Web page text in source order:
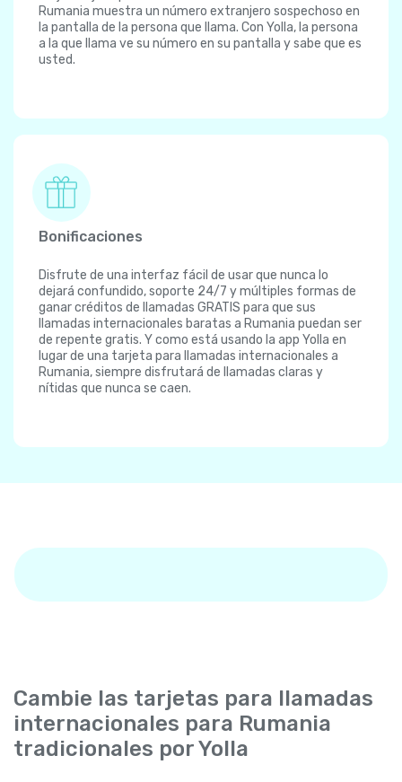
Rumania muestra un número extranjero sospechoso en
la pantalla de la persona que llama. Con Yolla, la persona
a la que llama ve su número en su pantalla y sabe que es
usted.
Bonificaciones
Disfrute de una interfaz fácil de usar que nunca lo
dejará confundido, soporte 24/7 y múltiples formas de
ganar créditos de llamadas GRATIS para que sus
llamadas internacionales baratas a Rumania puedan ser
de repente gratis. Y como está usando la app Yolla en
lugar de una tarjeta para llamadas internacionales a
Rumania, siempre disfrutará de llamadas claras y
nítidas que nunca se caen.
Cambie las tarjetas para llamadas
internacionales para Rumania
tradicionales por Yolla